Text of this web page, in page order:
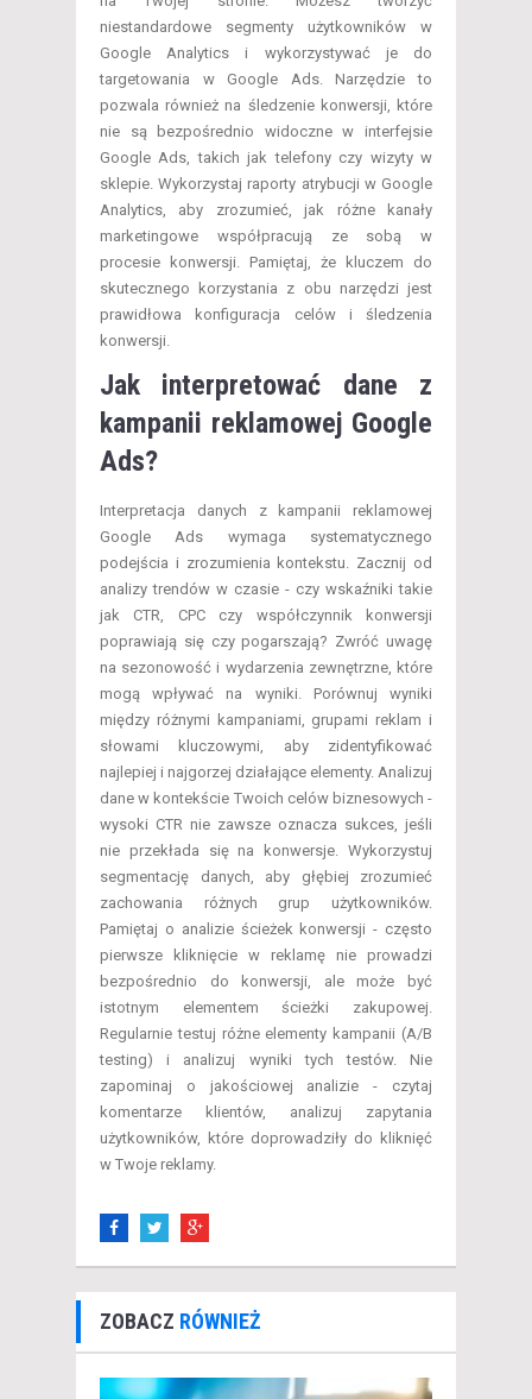
niestandardowe segmenty użytkowników w
Google Analytics i wykorzystywać je do
targetowania w Google Ads. Narzędzie to
pozwala również na śledzenie konwersji, które
nie są bezpośrednio widoczne w interfejsie
Google Ads, takich jak telefony czy wizyty w
sklepie. Wykorzystaj raporty atrybucji w Google
Analytics, aby zrozumieć, jak różne kanały
marketingowe współpracują ze sobą w
procesie konwersji. Pamiętaj, że kluczem do
skutecznego korzystania z obu narzędzi jest
prawidłowa konfiguracja celów i śledzenia
konwersji.
Jak interpretować dane z
kampanii reklamowej Google
Ads?
Interpretacja danych z kampanii reklamowej
Google Ads wymaga systematycznego
podejścia i zrozumienia kontekstu. Zacznij od
analizy trendów w czasie - czy wskaźniki takie
jak CTR, CPC czy współczynnik konwersji
poprawiają się czy pogarszają? Zwróć uwagę
na sezonowość i wydarzenia zewnętrzne, które
mogą wpływać na wyniki. Porównuj wyniki
między różnymi kampaniami, grupami reklam i
słowami kluczowymi, aby zidentyfikować
najlepiej i najgorzej działające elementy. Analizuj
dane w kontekście Twoich celów biznesowych -
wysoki CTR nie zawsze oznacza sukces, jeśli
nie przekłada się na konwersje. Wykorzystuj
segmentację danych, aby głębiej zrozumieć
zachowania różnych grup użytkowników.
Pamiętaj o analizie ścieżek konwersji - często
pierwsze kliknięcie w reklamę nie prowadzi
bezpośrednio do konwersji, ale może być
istotnym elementem ścieżki zakupowej.
Regularnie testuj różne elementy kampanii (A/B
testing) i analizuj wyniki tych testów. Nie
zapominaj o jakościowej analizie - czytaj
komentarze klientów, analizuj zapytania
użytkowników, które doprowadziły do kliknięć
w Twoje reklamy.
ZOBACZ RÓWNIEŻ